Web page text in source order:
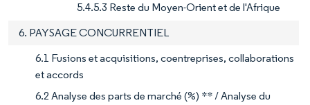
5.4.5.3 Reste du Moyen-Orient et de l'Afrique
6. PAYSAGE CONCURRENTIEL
6.1 Fusions et acquisitions, coentreprises, collaborations
et accords
6.2 Analyse des parts de marché (%) ** / Analyse du